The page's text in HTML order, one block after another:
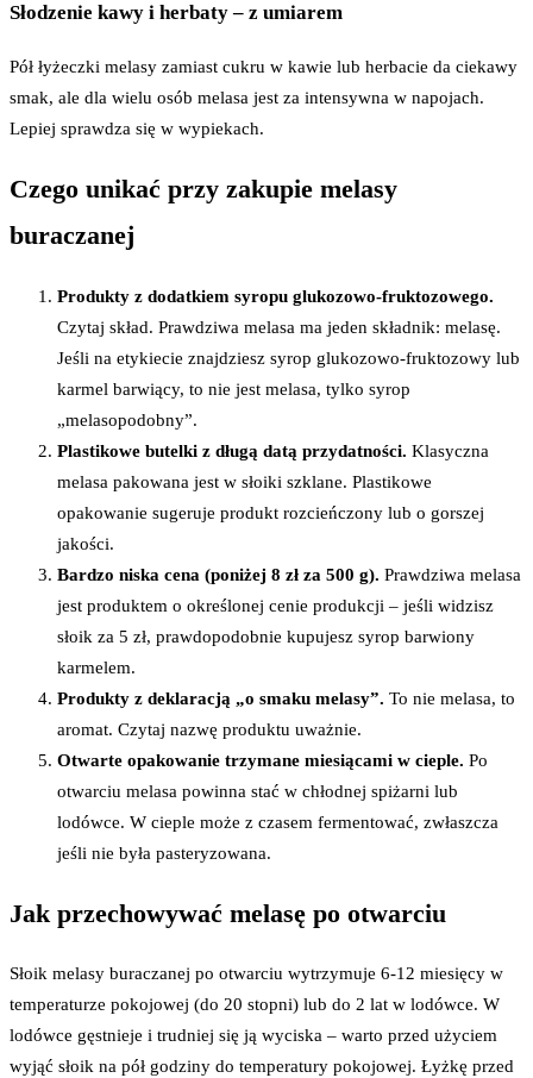
Słodzenie kawy i herbaty – z umiarem
Pół łyżeczki melasy zamiast cukru w kawie lub herbacie da ciekawy
smak, ale dla wielu osób melasa jest za intensywna w napojach.
Lepiej sprawdza się w wypiekach.
Czego unikać przy zakupie melasy
buraczanej
Produkty z dodatkiem syropu glukozowo-fruktozowego.
Czytaj skład. Prawdziwa melasa ma jeden składnik: melasę.
Jeśli na etykiecie znajdziesz syrop glukozowo-fruktozowy lub
karmel barwiący, to nie jest melasa, tylko syrop
„melasopodobny”.
Plastikowe butelki z długą datą przydatności. Klasyczna
melasa pakowana jest w słoiki szklane. Plastikowe
opakowanie sugeruje produkt rozcieńczony lub o gorszej
jakości.
Bardzo niska cena (poniżej 8 zł za 500 g). Prawdziwa melasa
jest produktem o określonej cenie produkcji – jeśli widzisz
słoik za 5 zł, prawdopodobnie kupujesz syrop barwiony
karmelem.
Produkty z deklaracją „o smaku melasy”. To nie melasa, to
aromat. Czytaj nazwę produktu uważnie.
Otwarte opakowanie trzymane miesiącami w cieple. Po
otwarciu melasa powinna stać w chłodnej spiżarni lub
lodówce. W cieple może z czasem fermentować, zwłaszcza
jeśli nie była pasteryzowana.
Jak przechowywać melasę po otwarciu
Słoik melasy buraczanej po otwarciu wytrzymuje 6-12 miesięcy w
temperaturze pokojowej (do 20 stopni) lub do 2 lat w lodówce. W
lodówce gęstnieje i trudniej się ją wyciska – warto przed użyciem
wyjąć słoik na pół godziny do temperatury pokojowej. Łyżkę przed